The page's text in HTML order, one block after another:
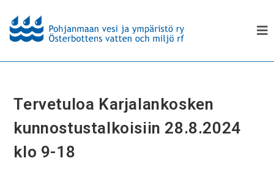
Tervetuloa Karjalankosken
kunnostustalkoisiin 28.8.2024
klo 9-18